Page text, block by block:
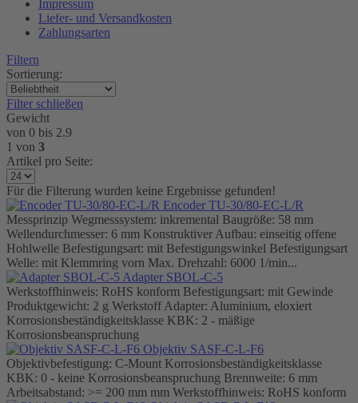
Impressum
Liefer- und Versandkosten
Zahlungsarten
Filtern
Sortierung:
Filter schließen
Gewicht
von 0 bis 2.9
1 von 3
Artikel pro Seite:
Für die Filterung wurden keine Ergebnisse gefunden!
Encoder TU-30/80-EC-L/R
Messprinzip Wegmesssystem: inkremental Baugröße: 58 mm
Wellendurchmesser: 6 mm Konstruktiver Aufbau: einseitig offene
Hohlwelle Befestigungsart: mit Befestigungswinkel Befestigungsart
Welle: mit Klemmring vorn Max. Drehzahl: 6000 1/min...
Adapter SBOL-C-5
Werkstoffhinweis: RoHS konform Befestigungsart: mit Gewinde
Produktgewicht: 2 g Werkstoff Adapter: Aluminium, eloxiert
Korrosionsbeständigkeitsklasse KBK: 2 - mäßige
Korrosionsbeanspruchung
Objektiv SASF-C-L-F6
Objektivbefestigung: C-Mount Korrosionsbeständigkeitsklasse
KBK: 0 - keine Korrosionsbeanspruchung Brennweite: 6 mm
Arbeitsabstand: >= 200 mm mm Werkstoffhinweis: RoHS konform